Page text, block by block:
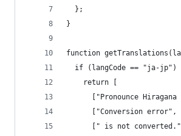
  };
}
function
if (langCode == "ja-jp")
    return [
["Pronounce Hiragana
["Conversion error",
[" is not